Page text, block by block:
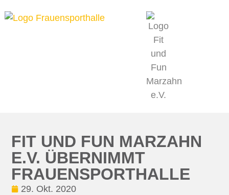
FIT UND FUN MARZAHN
E.V. ÜBERNIMMT
FRAUENSPORTHALLE
29. Okt. 2020